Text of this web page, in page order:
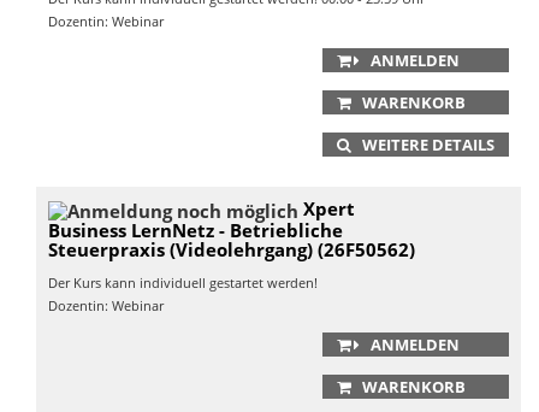
Dozentin: Webinar
ANMELDEN
WARENKORB
WEITERE DETAILS
Xpert
Business LernNetz - Betriebliche
Steuerpraxis (Videolehrgang) (26F50562)
Der Kurs kann individuell gestartet werden!
Dozentin: Webinar
ANMELDEN
WARENKORB